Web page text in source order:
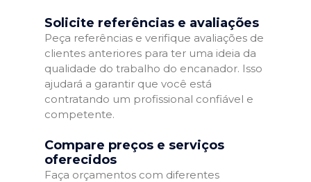
Solicite referências e avaliações
Peça referências e verifique avaliações de
clientes anteriores para ter uma ideia da
qualidade do trabalho do encanador. Isso
ajudará a garantir que você está
contratando um profissional confiável e
competente.
Compare preços e serviços
oferecidos
Faça orçamentos com diferentes